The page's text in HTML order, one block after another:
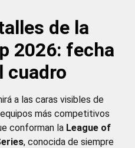
de la
2026: fecha
cuadro
a las caras visibles de
más competitivos
conforman la League of
, conocida de siempre